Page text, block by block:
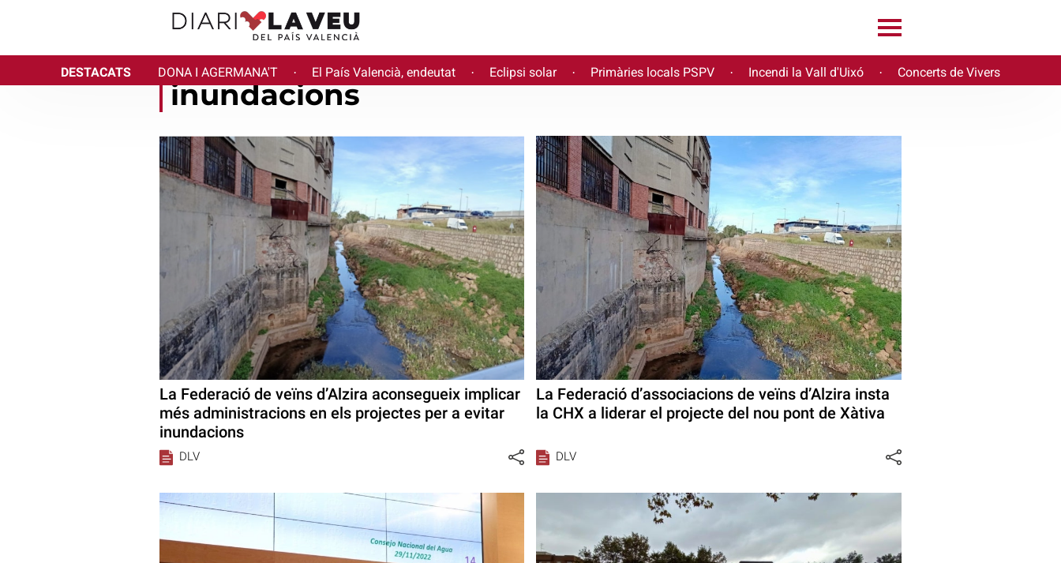
DESTACATS DONA I AGERMANA'T · El País Valencià, endeutat · Eclipsi solar · Primàries locals PSPV · Incendi la Vall d'Uixó · Concerts de Vivers
inundacions
La Federació de veïns d’Alzira aconsegueix implicar
més administracions en els projectes per a evitar
inundacions
DLV
La Federació d’associacions de veïns d’Alzira insta
la CHX a liderar el projecte del nou pont de Xàtiva
DLV